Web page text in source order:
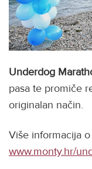
Underdog
pasa te promiče
originalan način.
Više informacija
www.monty.hr/